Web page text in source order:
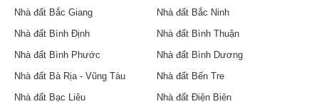
Nhà đất Bắc Giang
Nhà đất Bắc Ninh
Nhà đất Bình Định
Nhà đất Bình Thuận
Nhà đất Bình Phước
Nhà đất Bình Dương
Nhà đất Bà Rịa - Vũng Tàu
Nhà đất Bến Tre
Nhà đất Bạc Liêu
Nhà đất Điện Biên